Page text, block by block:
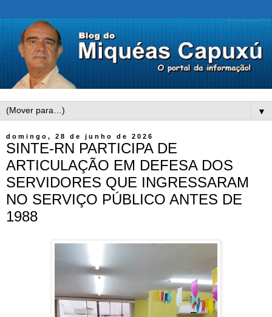
▼
domingo, 28 de junho de 2026
SINTE-RN PARTICIPA DE
ARTICULAÇÃO EM DEFESA DOS
SERVIDORES QUE INGRESSARAM
NO SERVIÇO PÚBLICO ANTES DE
1988